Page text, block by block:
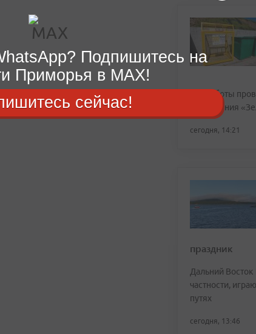
Эти работы
учреждения
сегодня, 14:21
праздник
Дальний
частности,
путях
сегодня, 13:46
Подпишитесь на
Приморья в MAX!
сейчас!